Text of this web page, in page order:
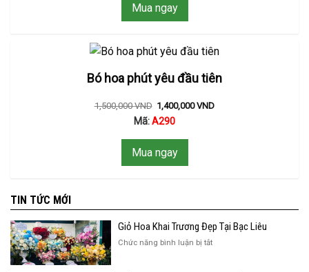
Mua ngay
Bó hoa phút yêu đầu tiên
1,500,000VND 1,400,000VND
Mã:A290
Mua ngay
TIN TỨC MỚI
Giỏ Hoa Khai Trương Đẹp Tại Bạc Liêu
Chức năng bình luận bị tắtở